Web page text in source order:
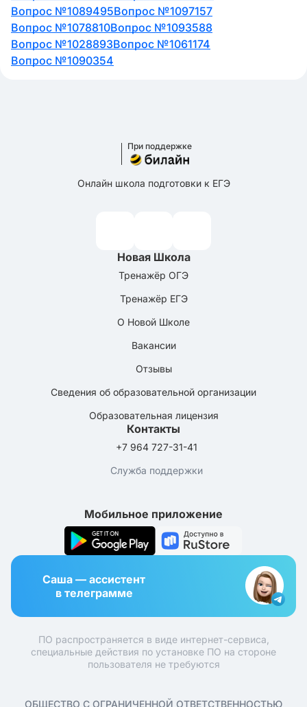
Вопрос №1089495Вопрос №1097157
Вопрос №1078810Вопрос №1093588
Вопрос №1028893Вопрос №1061174
Вопрос №1090354
При поддержке
Онлайн школа подготовки к ЕГЭ
Новая Школа
Тренажёр ОГЭ
Тренажёр ЕГЭ
О Новой Школе
Вакансии
Отзывы
Сведения об образовательной организации
Образовательная лицензия
Контакты
+7 964 727-31-41
Служба поддержки
Мобильное приложение
Саша — ассистент
в телеграмме
ПО распространяется в виде интернет-сервиса,
специальные действия по установке ПО на стороне
пользователя не требуются
ОБЩЕСТВО С ОГРАНИЧЕННОЙ ОТВЕТСТВЕННОСТЬЮ